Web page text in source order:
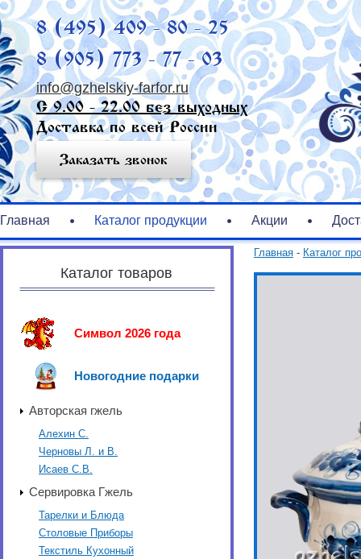
8 (495) 409 - 80 - 25
8 (905) 773 - 77 - 03
info@gzhelskiy-farfor.ru
С 9.00 - 22.00 без выходных
Доставка по всей России
Заказать звонок
Главная Каталог продукции Акции
Каталог товаров
Символ 2026 года
Новогодние подарки
Авторская гжель
Алехин С.
Черновы Л. и В.
Исаев С.В.
Сервировка Гжель
Тарелки и Блюда
Столовые Приборы
Текстиль Кухонный
Главная - Каталог